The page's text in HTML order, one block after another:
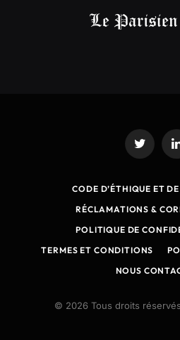
Twitter
CODE D’ÉTHIQUE ET
RÉCLAMATIONS &
POLITIQUE DE
TERMES ET CONDITIONS
NOUS
© 2026 Tous droits réservés